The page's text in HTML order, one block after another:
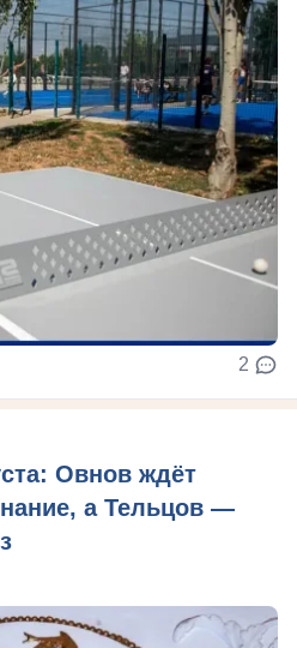
2
Овнов ждёт
а Тельцов —